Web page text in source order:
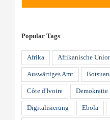
Popular Tags
Afrika Afrikanische
Auswärtiges Amt
Côte d'Ivoire Demokratie
Digitalisierung Ebola